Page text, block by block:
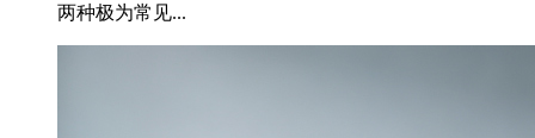
两种极为常见...